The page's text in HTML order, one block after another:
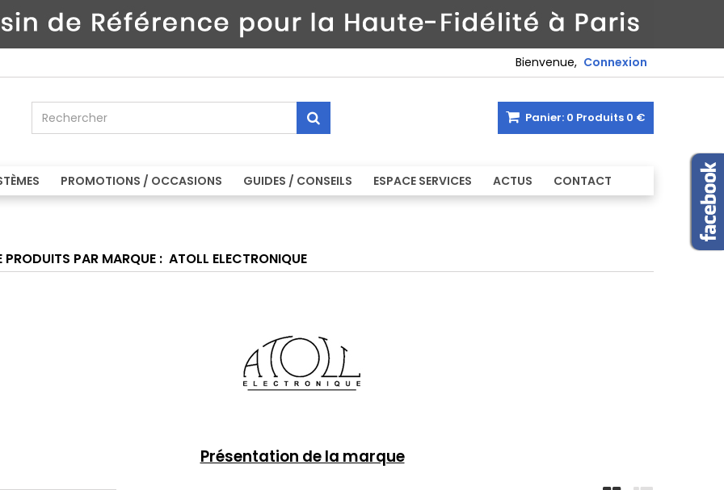
Bienvenue, Connexion
Panier: 0 Produits 0 €
PROMOTIONS / OCCASIONS GUIDES / CONSEILS ESPACE SERVICES ACTUS CONTACT
PRODUITS PAR MARQUE : ATOLL ELECTRONIQUE
Présentation de la marque